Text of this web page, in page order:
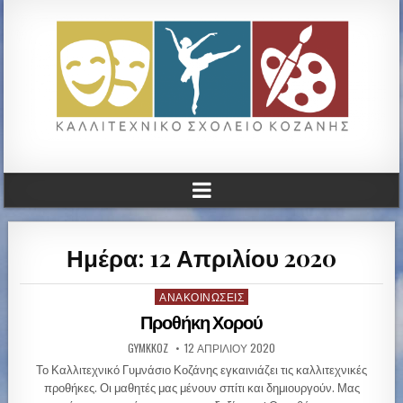
ΚΑΛΛΙΤΕΧΝΙΚΟ ΓΥΜΝΑΣΙΟ
ΚΟΖΑΝΗΣ
Ημέρα: 12 Απριλίου 2020
P
s
t
e
d
ΑΝΑΚΟΙΝΏΣΕΙΣ
Προθήκη Χορού
GYMKKOZ 12 ΑΠΡΙΛΊΟΥ 2020
Το Καλλιτεχνικό Γυμνάσιο Κοζάνης εγκαινιάζει τις καλλιτεχνικές
προθήκες. Οι μαθητές μας μένουν σπίτι και δημιουργούν. Μας